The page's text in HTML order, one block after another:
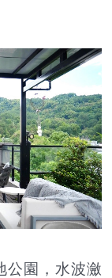
園，水波瀲